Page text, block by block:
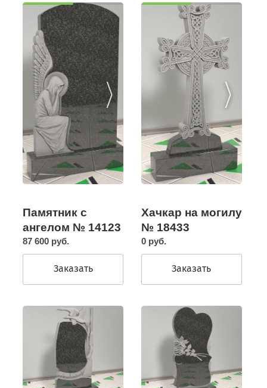
Памятник с
ангелом № 14123
87 600 руб.
Заказать
Хачкар на могилу
№ 18433
0 руб.
Заказать